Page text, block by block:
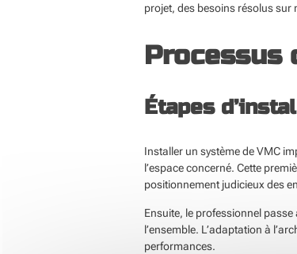
projet, des besoins résolus sur
Processus
Étapes
Installer un système de VMC
l’espace concerné. Cette
positionnement judicieux des
Ensuite, le professionnel
l’ensemble. L’adaptation à
performances.